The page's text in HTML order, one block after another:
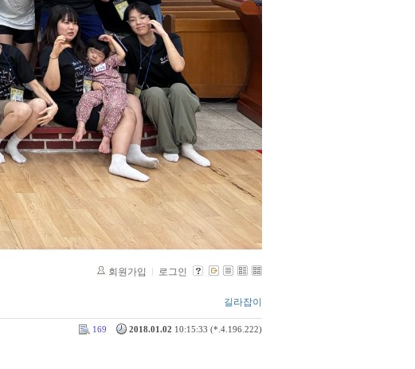
회원가입 로그인
길라잡이
2018.01.02 10:15:33 (*.4.196.222)
169